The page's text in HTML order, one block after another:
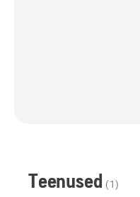
Teenused (1)